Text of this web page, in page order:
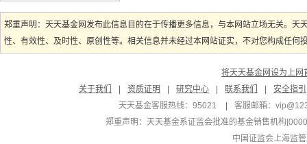
郑重声明：天天基金网发布此信息目的在于传播更多信息，与本网站立场无关。
性、有效性、及时性、原创性等。相关信息并未经过本网站证实，不对您构成任
将天天基金网设为上网
关于我们
资质证明 研究中心 联系我们
安全指引
天天基金客服热线：95021
客服邮箱：
郑重声明： 天天基金系证监会批准的基金销售机构
中国证监会上海监